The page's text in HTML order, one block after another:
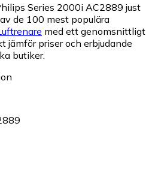
Series 2000i AC2889 just
de 100 mest populära
med ett genomsnittligt
jämför priser och erbjudande
butiker.